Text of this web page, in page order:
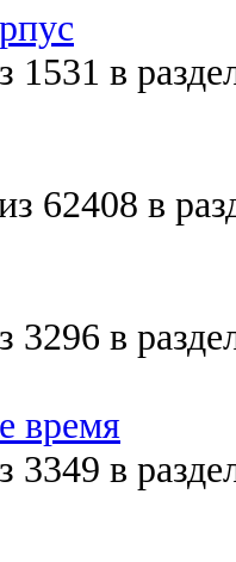
1531 в
62408 в
3296 в
время
3349 в